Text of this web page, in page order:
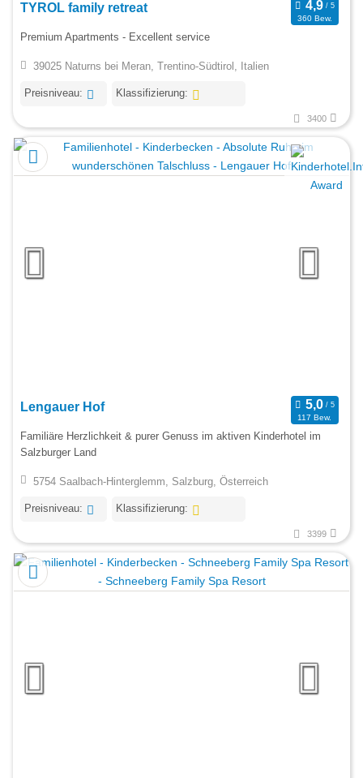
TYROL family retreat
360 Bew.
Premium Apartments - Excellent service
39025 Naturns bei Meran, Trentino-Südtirol, Italien
Preisniveau: Klassifizierung:
3400
Lengauer Hof
117 Bew.
Familiäre Herzlichkeit & purer Genuss im aktiven Kinderhotel im
Salzburger Land
5754 Saalbach-Hinterglemm, Salzburg, Österreich
Preisniveau: Klassifizierung:
3399